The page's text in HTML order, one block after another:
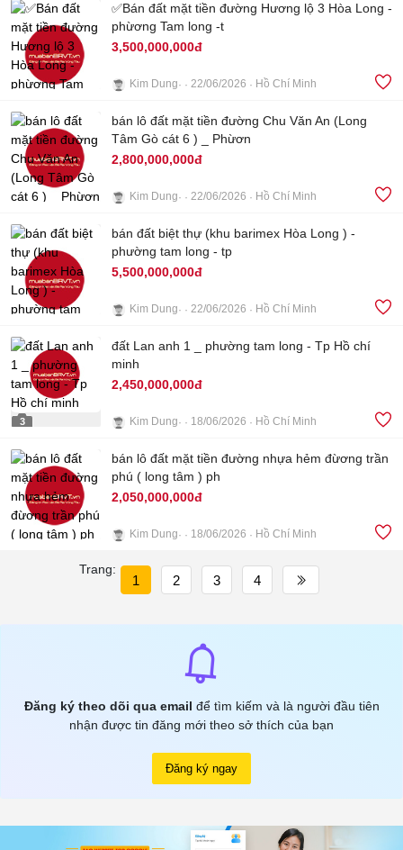
1
3
✅Bán đất mặt tiền đường Hương lộ 3 Hòa Long -
phừơng Tam long -t
3,500,000,000đ
Kim Dung 22/06/2026 Hồ Chí Minh
bán lô đất mặt tiền đường Chu Văn An (Long
Tâm Gò cát 6 ) _ Phừơn
2,800,000,000đ
Kim Dung 22/06/2026 Hồ Chí Minh
4
bán đất biệt thự (khu barimex Hòa Long ) -
phường tam long - tp
5,500,000,000đ
Kim Dung 22/06/2026 Hồ Chí Minh
3
đất Lan anh 1 _ phường tam long - Tp Hồ chí
minh
2,450,000,000đ
Kim Dung 18/06/2026 Hồ Chí Minh
bán lô đất mặt tiền đường nhựa hẻm đừơng trần
phú ( long tâm ) ph
2,050,000,000đ
Kim Dung 18/06/2026 Hồ Chí Minh
Trang:
1 2 3 4
Đăng ký theo dõi qua email để tìm kiếm và là người đầu tiên
nhận được tin đăng mới theo sở thích của bạn
Đăng ký ngay